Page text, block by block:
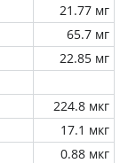
21.77 мг
65.7 мг
22.85 мг
224.8 мкг
17.1 мкг
0.88 мкг